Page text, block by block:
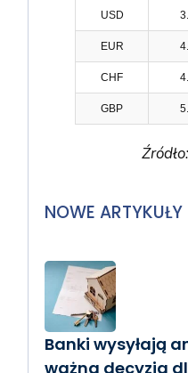
USD
EUR
CHF
GBP
Źródło:
NOWE ARTYKUŁY
Banki wysyłają
ważna decyzja